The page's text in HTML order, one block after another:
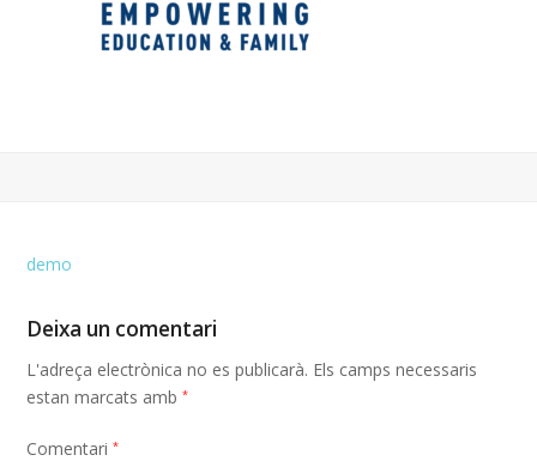
demo
Deixa un comentari
L'adreça electrònica no es publicarà. Els camps necessaris
estan marcats amb*
Comentari*